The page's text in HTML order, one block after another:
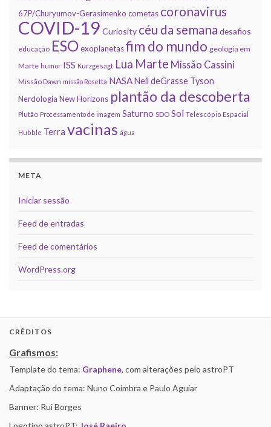
67P/Churyumov-Gerasimenko cometas coronavirus
COVID-19 Curiosity céu da semana desafios
educação ESOexoplanetasfim do mundo geologia em
Marte humor ISS Kurzgesagt Lua Marte Missão Cassini
Missão Dawn missão Rosetta NASANeil deGrasse Tyson
Nerdologia New Horizons plantão da descoberta
Plutão Processamento de imagem Saturno SDO Sol Telescópio Espacial
Hubble Terra vacinas água
META
Iniciar sessão
Feed de entradas
Feed de comentários
WordPress.org
CRÉDITOS
Grafismos:
Template do tema: Graphene, com alterações pelo astroPT
Adaptação do tema: Nuno Coimbra e Paulo Aguiar
Banner: Rui Borges